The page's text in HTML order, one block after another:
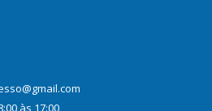
às 17:00